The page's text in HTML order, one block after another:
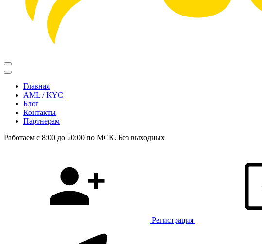
Главная
AML / KYC
Блог
Контакты
Партнерам
Работаем с 8:00 до 20:00 по МСК. Без выходных
Регистрация